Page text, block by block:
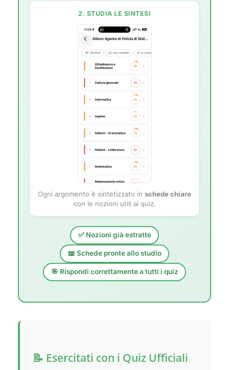
2. STUDIA LE SINTESI
Ogni argomento è sintetizzato in schede chiare
con le nozioni utili ai quiz.
✅ Nozioni già estratte
📖 Schede pronte allo studio
🎯 Rispondi correttamente a tutti i quiz
📝 Esercitati con i Quiz Ufficiali